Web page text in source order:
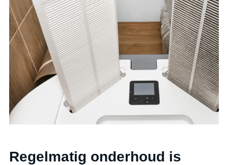
Regelmatig onderhoud is